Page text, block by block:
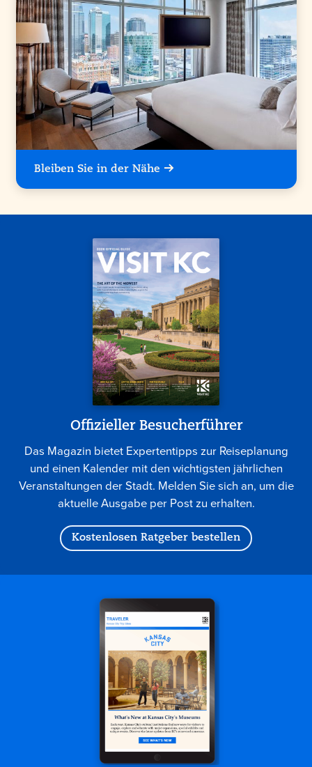
Bleiben Sie in der Nähe
Offizieller Besucherführer
Das Magazin bietet Expertentipps zur Reiseplanung
und einen Kalender mit den wichtigsten jährlichen
Veranstaltungen der Stadt. Melden Sie sich an, um die
aktuelle Ausgabe per Post zu erhalten.
Kostenlosen Ratgeber bestellen